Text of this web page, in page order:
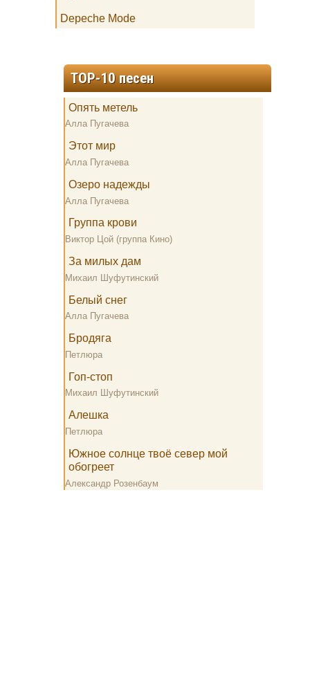
Depeche Mode
TOP-10 песен
Опять метель
Алла Пугачева
Этот мир
Алла Пугачева
Озеро надежды
Алла Пугачева
Группа крови
Виктор Цой (группа Кино)
За милых дам
Михаил Шуфутинский
Белый снег
Алла Пугачева
Бродяга
Петлюра
Гоп-стоп
Михаил Шуфутинский
Алешка
Петлюра
Южное солнце твоё север мой
обогреет
Александр Розенбаум